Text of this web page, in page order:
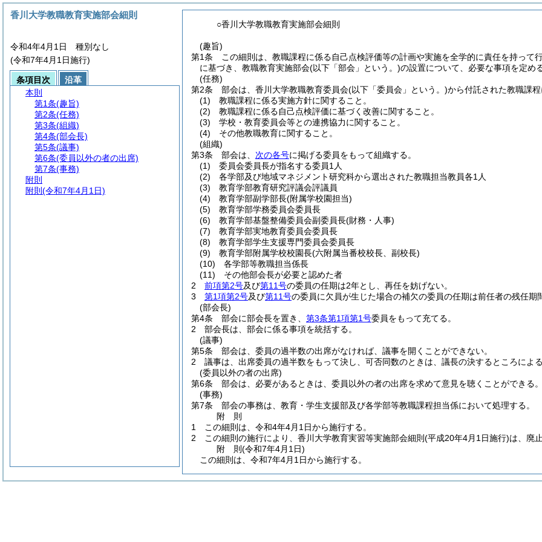
○香川大学教職教育実施部会細則
(趣旨)
第1条
この細則は、教職課程に係る自己点検評価等の計画や実施を全学的に責任を持って
に基づき、教職教育実施部会(以下「部会」という。)の設置について、必要な事項を定める
(任務)
第2条
部会は、香川大学教職教育委員会(以下「委員会」という。)から付託された教職課
(1)
教職課程に係る実施方針に関すること。
(2)
教職課程に係る自己点検評価に基づく改善に関すること。
(3)
学校・教育委員会等との連携協力に関すること。
(4)
その他教職教育に関すること。
(組織)
第3条
部会は、 次の各号に掲げる委員をもって組織する。
(1)
委員会委員長が指名する委員1人
(2)
各学部及び地域マネジメント研究科から選出された教職担当教員各1人
(3)
教育学部教育研究評議会評議員
(4)
教育学部副学部長(附属学校園担当)
(5)
教育学部学務委員会委員長
(6)
教育学部基盤整備委員会副委員長(財務・人事)
(7)
教育学部実地教育委員会委員長
(8)
教育学部学生支援専門委員会委員長
(9)
教育学部附属学校校園長(六附属当番校校長、副校長)
(10)
各学部等教職担当係長
(11)
その他部会長が必要と認めた者
2
前項第2号及び第11号の委員の任期は2年とし、再任を妨げない。
3
第1項第2号及び第11号の委員に欠員が生じた場合の補欠の委員の任期は前任者の残任期
(部会長)
第4条
部会に部会長を置き、 第3条第1項第1号委員をもって充てる。
2
部会長は、部会に係る事項を統括する。
(議事)
第5条
部会は、委員の過半数の出席がなければ、議事を開くことができない。
2
議事は、出席委員の過半数をもって決し、可否同数のときは、議長の決するところによる
(委員以外の者の出席)
第6条
部会は、必要があるときは、委員以外の者の出席を求めて意見を聴くことができる。
(事務)
第7条
部会の事務は、教育・学生支援部及び各学部等教職課程担当係において処理する。
附 則
1
この細則は、令和4年4月1日から施行する。
2
この細則の施行により、香川大学教育実習等実施部会細則 (平成20年4月1日施行)は、廃
附 則(令和7年4月1日)
この細則は、令和7年4月1日から施行する。
香川大学教職教育実施部会細則
令和4年4月1日 種別なし
(令和7年4月1日施行)
条項目次
沿革
本則
第1条(趣旨)
第2条(任務)
第3条(組織)
第4条(部会長)
第5条(議事)
第6条(委員以外の者の出席)
第7条(事務)
附則
附則 (令和7年4月1日)